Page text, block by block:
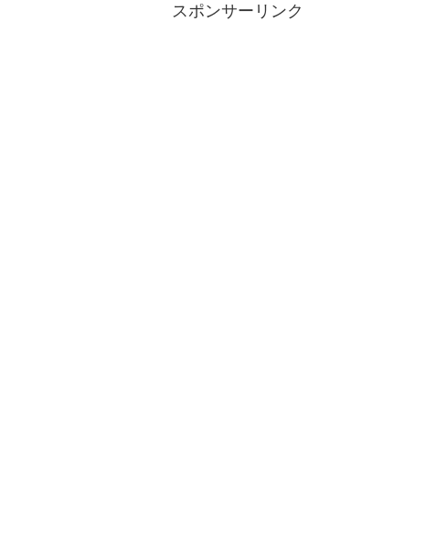
スポンサーリンク